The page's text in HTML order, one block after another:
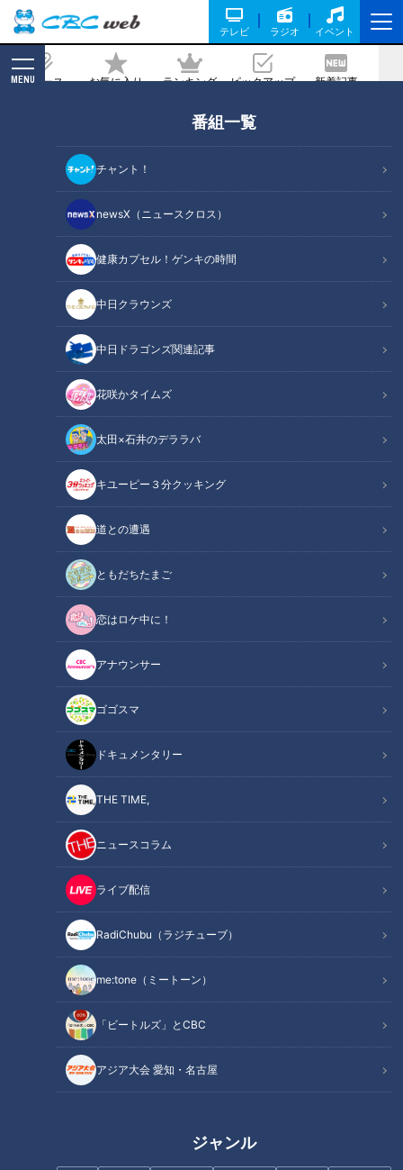
テレビ ラジオ イベント
ニュース お気に入り ランキング ピックアップ 新着記事
MENU
番組一覧
チャント！
newsX（ニュースクロス）
健康カプセル！ゲンキの時間
中日クラウンズ
中日ドラゴンズ関連記事
花咲かタイムズ
太田×石井のデララバ
キユーピー３分クッキング
道との遭遇
ともだちたまご
恋はロケ中に！
アナウンサー
ゴゴスマ
ドキュメンタリー
THE TIME,
ニュースコラム
ライブ配信
RadiChubu（ラジチューブ）
me:tone（ミートーン）
「ビートルズ」とCBC
アジア大会 愛知・名古屋
ジャンル
キングトップ3！人気商品「キンパ」の
新しい味とは？店員のアレンジレシピも
記事に戻る
CBCテレビ「チャント！」
この記事の画像（全6枚）
記事に戻る
この記事を見たあなたへのおすすめ
健康や睡眠が気になる。人気を
集めるカフェインレス商品
上陸が続々の“名古屋駅エリ